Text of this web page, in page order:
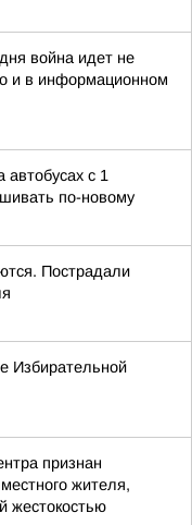
война идет не
и в информационном
автобусах с 1
по-новому
Пострадали
Избирательной
признан
жителя,
жестокостью